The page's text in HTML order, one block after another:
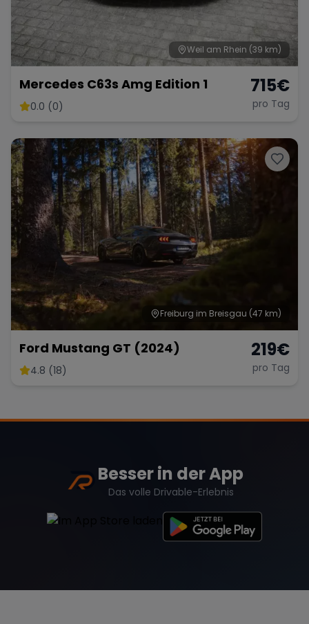
Weil am Rhein (39 km)
Mercedes C63s Amg Edition 1
0.0 (0)
715€
pro Tag
Freiburg im Breisgau (47 km)
Ford Mustang GT (2024)
4.8 (18)
219€
pro Tag
Besser in der App
Das volle Drivable-Erlebnis